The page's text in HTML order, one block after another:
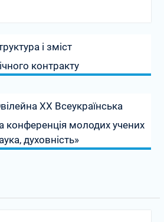
і зміст
контракту
ХХ Всеукраїнська
конференція молодих учених
духовність»